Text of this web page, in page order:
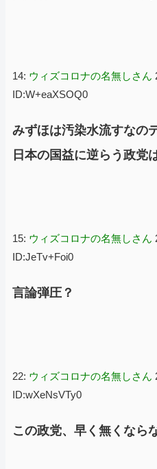
14: ウィズコロナの名無しさん
ID:W+eaXSOQ0
みずほは汚染水流すなの
日本の国益に逆らう政党
15: ウィズコロナの名無しさん
ID:JeTv+Foi0
言論弾圧？
22: ウィズコロナの名無しさん
ID:wXeNsVTy0
この政党、早く無くなら